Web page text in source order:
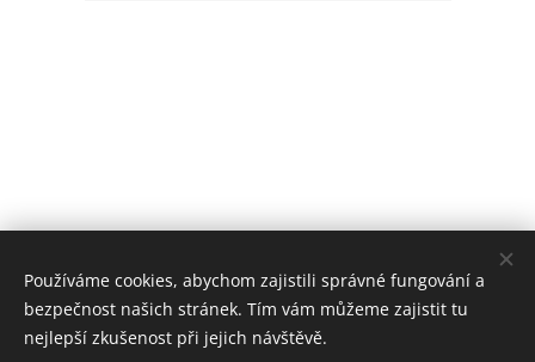
Používáme cookies, abychom zajistili správné fungování a
bezpečnost našich stránek. Tím vám můžeme zajistit tu
nejlepší zkušenost při jejich návštěvě.